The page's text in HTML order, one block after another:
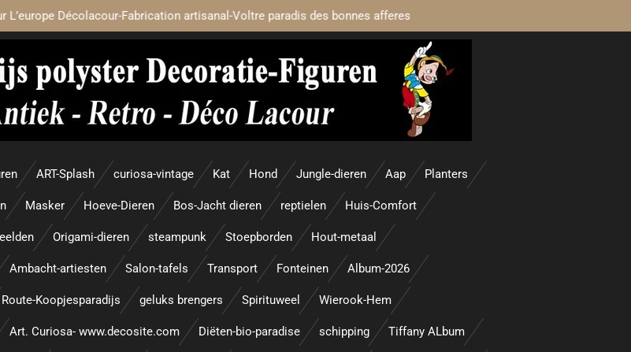
L’europe Décolacour-Fabrication artisanal-Voltre paradis des bonnes afferes
ART-Splash curiosa-vintage Kat Hond Jungle-dieren Aap Planters
Masker Hoeve-Dieren Bos-Jacht dieren reptielen Huis-Comfort
Origami-dieren steampunk Stoepborden Hout-metaal
Ambacht-artiesten Salon-tafels Transport Fonteinen Album-2026
Route-Koopjesparadijs geluks brengers Spirituweel Wierook-Hem
Art. Curiosa- www.decosite.com Diëten-bio-paradise schipping Tiffany ALbum